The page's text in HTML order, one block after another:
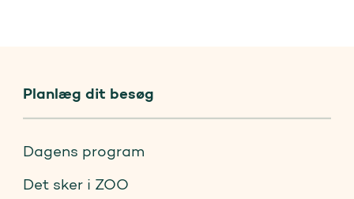
Planlæg dit besøg
Dagens program
Det sker i ZOO